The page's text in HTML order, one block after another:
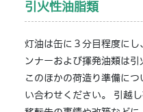
引火性油脂類
灯油は缶に３分目程度に
ンナーおよび揮発油類は引
このほかの荷造り準備につ
い合わせください。 引越